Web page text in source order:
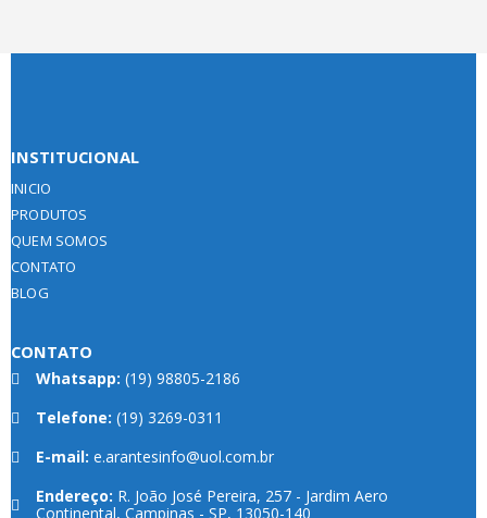
INSTITUCIONAL
INICIO
PRODUTOS
QUEM SOMOS
CONTATO
BLOG
CONTATO
Whatsapp: (19) 98805-2186
Telefone: (19) 3269-0311
E-mail: e.arantesinfo@uol.com.br
Endereço: R. João José Pereira, 257 - Jardim Aero
Continental, Campinas - SP, 13050-140